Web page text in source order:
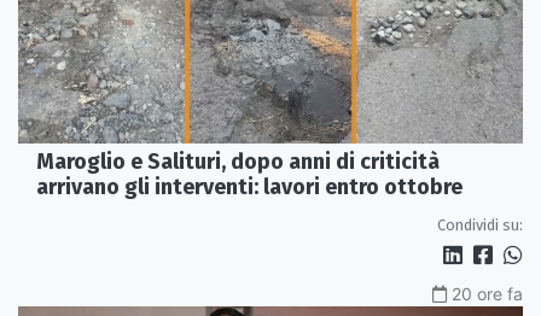
Maroglio e Salituri, dopo anni di criticità
arrivano gli interventi: lavori entro ottobre
Condividi su:
20 ore fa